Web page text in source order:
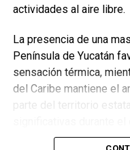
actividades al aire libre.
La presencia de una
Península de Yucatán
sensación térmica,
del Caribe mantiene el
parte del territorio
aislados por la tarde